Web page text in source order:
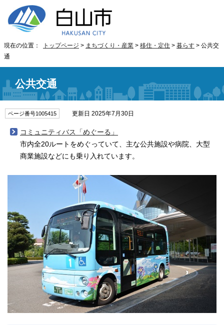
現在の位置： トップページ > まちづくり・産業 > 移住・定住 > 暮らす > 公共交
通
公共交通
ページ番号1005415 更新日 2025年7月30日
コミュニティバス「めぐーる」
市内全20ルートをめぐっていて、主な公共施設や病院、大型
商業施設などにも乗り入れています。